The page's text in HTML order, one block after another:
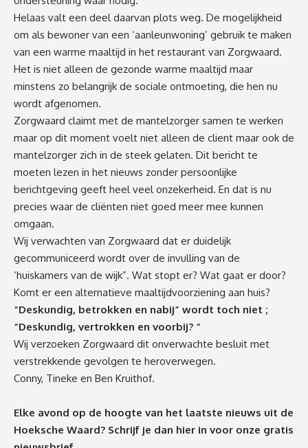
Helaas valt een deel daarvan plots weg. De mogelijkheid
om als bewoner van een ‘aanleunwoning’ gebruik te maken
van een warme maaltijd in het restaurant van Zorgwaard.
Het is niet alleen de gezonde warme maaltijd maar
minstens zo belangrijk de sociale ontmoeting, die hen nu
wordt afgenomen.
Zorgwaard claimt met de mantelzorger samen te werken
maar op dit moment voelt niet alleen de client maar ook de
mantelzorger zich in de steek gelaten. Dit bericht te
moeten lezen in het nieuws zonder persoonlijke
berichtgeving geeft heel veel onzekerheid. En dat is nu
precies waar de cliënten niet goed meer mee kunnen
omgaan.
Wij verwachten van Zorgwaard dat er duidelijk
gecommuniceerd wordt over de invulling van de
‘huiskamers van de wijk”. Wat stopt er? Wat gaat er door?
Komt er een alternatieve maaltijdvoorziening aan huis?
“Deskundig, betrokken en nabij” wordt toch niet ;
“Deskundig, vertrokken en voorbij? “
Wij verzoeken Zorgwaard dit onverwachte besluit met
verstrekkende gevolgen te heroverwegen.
Conny, Tineke en Ben Kruithof.
Elke avond op de hoogte van het laatste nieuws uit de
Hoeksche Waard? Schrijf je dan hier in voor onze gratis